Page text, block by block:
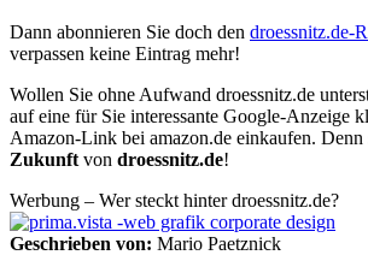
Dann abonnieren Sie doch den droessnitz.de-
verpassen keine Eintrag mehr!
Wollen Sie ohne Aufwand droessnitz.de
auf eine für Sie interessante Google-Anzeige
Amazon-Link bei amazon.de einkaufen. Denn
Zukunft von droessnitz.de!
Werbung – Wer steckt hinter droessnitz.de?
Geschrieben von: Mario Paetznick